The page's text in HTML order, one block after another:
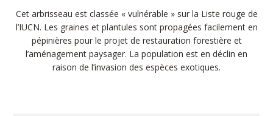
Cet arbrisseau est classée « vulnérable » sur la Liste rouge de
l’IUCN. Les graines et plantules sont propagées facilement en
pépinières pour le projet de restauration forestière et
l’aménagement paysager. La population est en déclin en
raison de l’invasion des espèces exotiques.